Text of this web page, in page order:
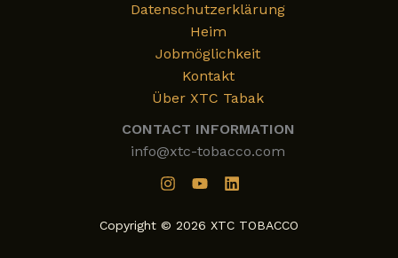
Datenschutzerklärung
Heim
Jobmöglichkeit
Kontakt
Über XTC Tabak
CONTACT INFORMATION
info@xtc-tobacco.com
Copyright © 2026 XTC TOBACCO